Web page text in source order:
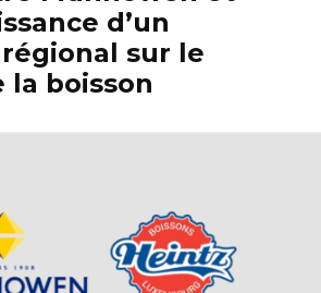
d’un
sur le
la boisson